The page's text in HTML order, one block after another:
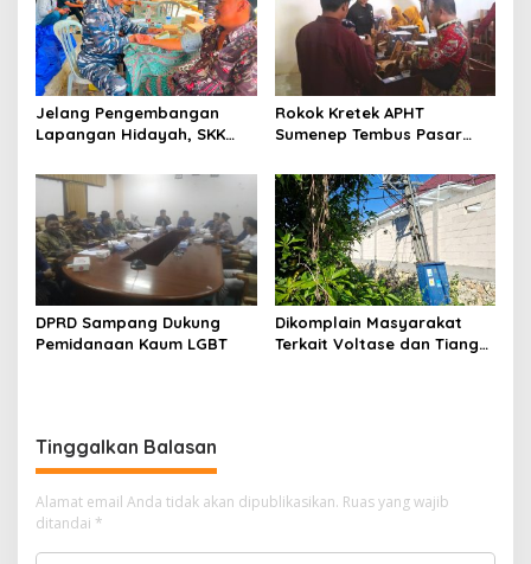
Jelang Pengembangan
Lapangan Hidayah, SKK
Perkuat Sinergi dengan
Nelayan Sampang
Rokok Kretek APHT
Sumenep Tembus Pasar
DPRD Sampang Dukung
Pemidanaan Kaum LGBT
Dikomplain Masyarakat
Terkait Voltase dan Tiang
Tinggalkan Balasan
Alamat email Anda tidak akan dipublikasikan. Ruas yang wajib
ditandai *